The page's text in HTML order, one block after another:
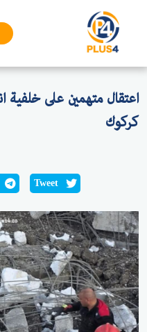
اعتقال متهمين على خلفية
كركوك
Tweet